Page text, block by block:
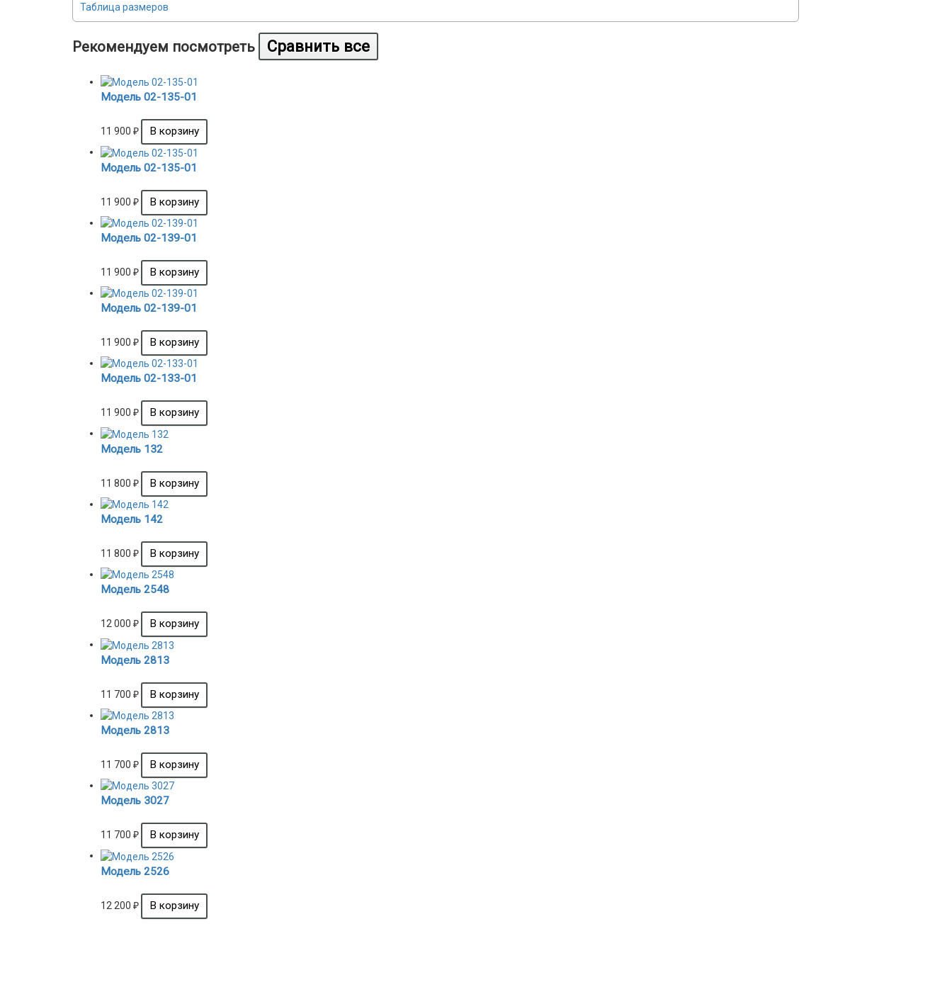
Таблица размеров
Рекомендуем посмотреть
Модель 02-135-01
11 900 ₽
Модель 02-135-01
11 900 ₽
Модель 02-139-01
11 900 ₽
Модель 02-139-01
11 900 ₽
Модель 02-133-01
11 900 ₽
Модель 132
11 800 ₽
Модель 142
11 800 ₽
Модель 2548
12 000 ₽
Модель 2813
11 700 ₽
Модель 2813
11 700 ₽
Модель 3027
11 700 ₽
Модель 2526
12 200 ₽